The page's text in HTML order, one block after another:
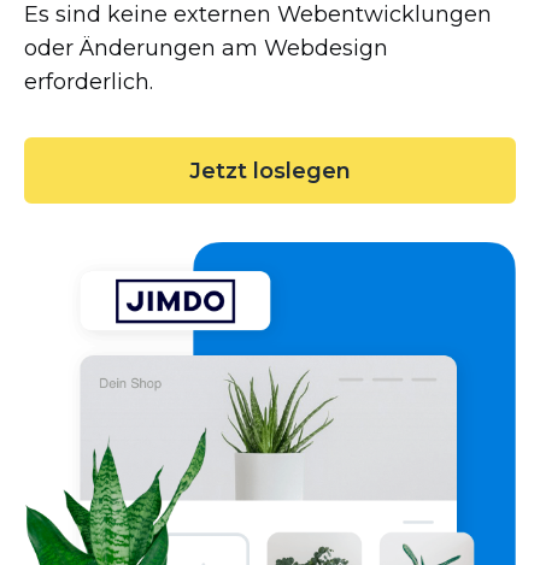
Es sind keine externen Webentwicklungen
oder Änderungen am Webdesign
erforderlich.
Jetzt loslegen